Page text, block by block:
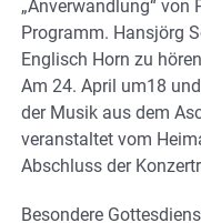
„Anverwandlung“ von
Programm. Hansjörg
Englisch Horn zu
Am 24. April um18
der Musik aus dem
veranstaltet vom
Abschluss der
Besondere